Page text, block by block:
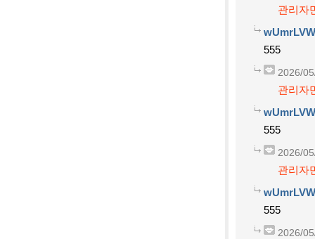
관리자
555
2026/
관리자
555
2026/
관리자
555
2026/